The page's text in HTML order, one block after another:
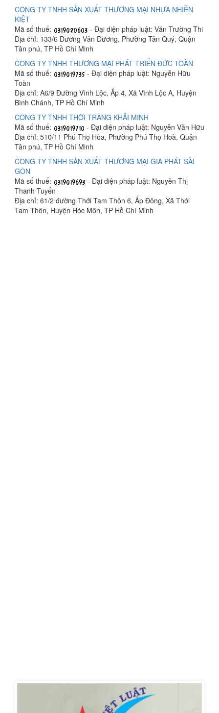
CÔNG TY TNHH SẢN XUẤT THƯƠNG MẠI NHỰA NHIÊN
KIỆT
Mã số thuế:
- Đại diện pháp luật: Văn Trường Thi
Địa chỉ: 133/6 Dương Văn Dương, Phường Tân Quý, Quận
Tân phú, TP Hồ Chí Minh
CÔNG TY TNHH THƯƠNG MẠI PHÁT TRIỂN ĐỨC TOÀN
Mã số thuế:
- Đại diện pháp luật: Nguyễn Hữu
Toàn
Địa chỉ: A6/9 Đường Vĩnh Lộc, Ấp 4, Xã Vĩnh Lộc A, Huyện
Bình Chánh, TP Hồ Chí Minh
CÔNG TY TNHH THỜI TRANG KHẢI MINH
Mã số thuế:
- Đại diện pháp luật: Nguyễn Văn Hữu
Địa chỉ: 510/11 Phú Thọ Hòa, Phường Phú Thọ Hoà, Quận
Tân phú, TP Hồ Chí Minh
CÔNG TY TNHH SẢN XUẤT THƯƠNG MẠI GIA PHÁT SÀI
GÒN
Mã số thuế:
- Đại diện pháp luật: Nguyễn Thị
Thanh Tuyển
Địa chỉ: 61/2 đường Thới Tam Thôn 6, Ấp Đông, Xã Thới
Tam Thôn, Huyện Hóc Môn, TP Hồ Chí Minh